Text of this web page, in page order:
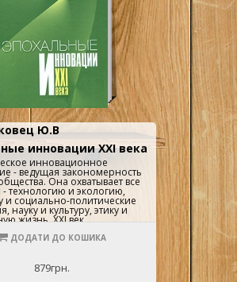
Ю.В
инновации XXI века
инновационное
- ведущая закономерность
Она охватывает все
технологию и экологию,
и социально-политические
науку и культуру, этику и
жизнь. XXI век
инноваций, преобразующих
и государственного
выработка и реализация
ДОДАТИ ДО КОШИКА
879грн.